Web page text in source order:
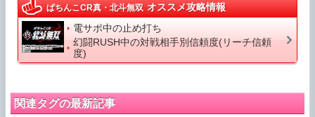
ぱちんこCR真・北斗無双 オススメ攻略情報
電サポ中の止め打ち
幻闘RUSH中の対戦相手別信頼度(リーチ信頼
度)
関連タグの最新記事